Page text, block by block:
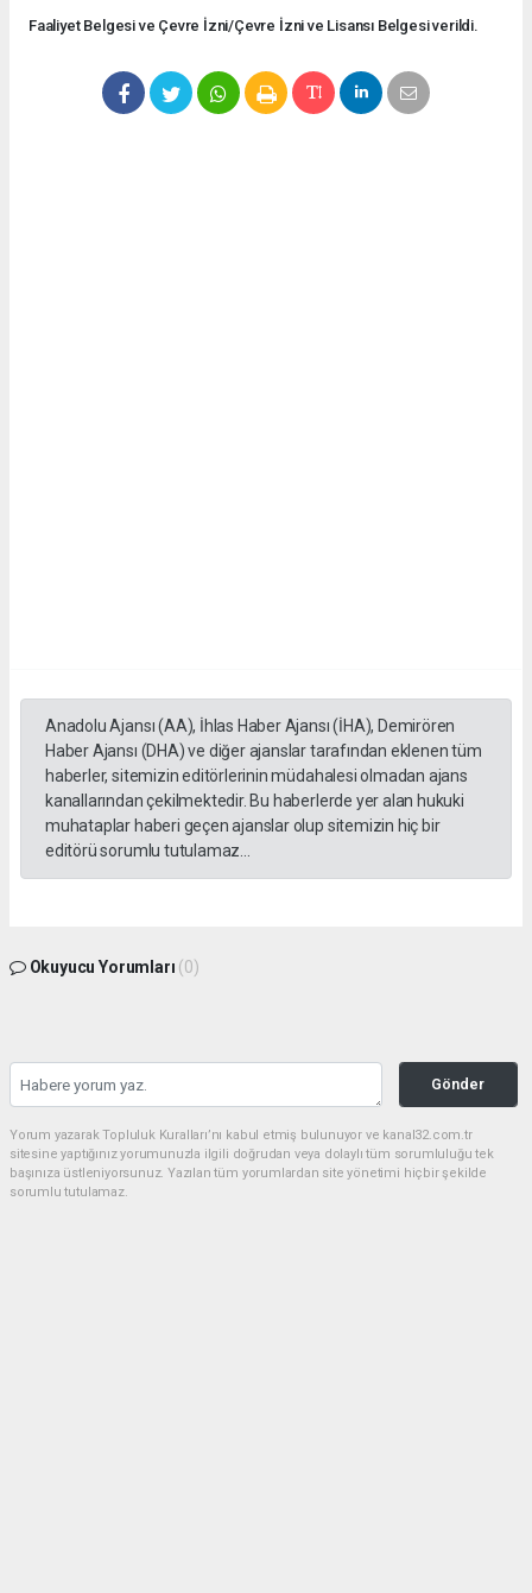
Faaliyet Belgesi ve Çevre İzni/Çevre İzni ve Lisansı Belgesi verildi.
Anadolu Ajansı (AA), İhlas Haber Ajansı (İHA), Demirören
Haber Ajansı (DHA) ve diğer ajanslar tarafından eklenen tüm
haberler, sitemizin editörlerinin müdahalesi olmadan ajans
kanallarından çekilmektedir. Bu haberlerde yer alan hukuki
muhataplar haberi geçen ajanslar olup sitemizin hiç bir
editörü sorumlu tutulamaz...
Okuyucu Yorumları (0)
Gönder
Yorum yazarak Topluluk Kuralları’nı kabul etmiş bulunuyor ve kanal32.com.tr
sitesine yaptığınız yorumunuzla ilgili doğrudan veya dolaylı tüm sorumluluğu tek
başınıza üstleniyorsunuz. Yazılan tüm yorumlardan site yönetimi hiçbir şekilde
sorumlu tutulamaz.